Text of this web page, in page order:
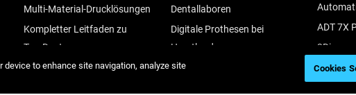
Multi-Material-Drucklösungen
Kompletter Leitfaden zu
TrueDent
Vat- vs. PolyJet-3D-Druck
Dentallaboren
Digitale Prothesen bei
Heartland
Machen Sie Ihr Labor
ADT 7X
3Diemme
device to enhance site navigation, analyze site
Cookies